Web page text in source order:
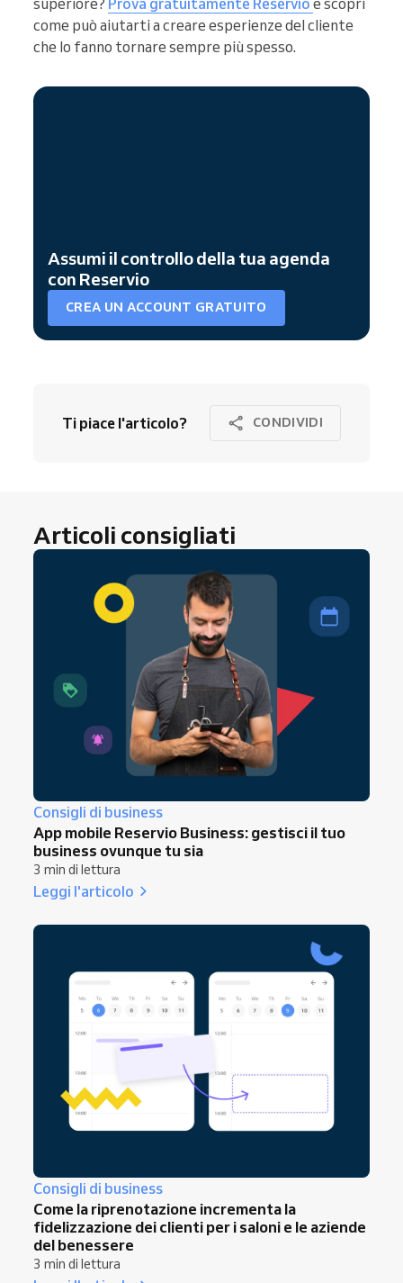
come può aiutarti a creare esperienze del cliente
che lo fanno tornare sempre più spesso.
Assumi il controllo della tua agenda
con Reservio
CREA UN ACCOUNT GRATUITO
Ti piace l'articolo? CONDIVIDI
Articoli consigliati
Consigli di business
App mobile Reservio Business: gestisci il tuo
business ovunque tu sia
3 min di lettura
Leggi l'articolo
Consigli di business
Come la riprenotazione incrementa la
fidelizzazione dei clienti per i saloni e le aziende
del benessere
3 min di lettura